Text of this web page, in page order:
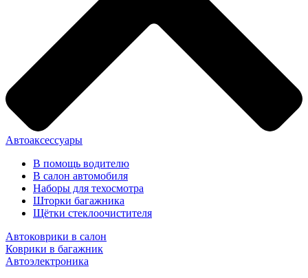
Автоаксессуары
В помощь водителю
В салон автомобиля
Наборы для техосмотра
Шторки багажника
Щётки стеклоочистителя
Автоковрики в салон
Коврики в багажник
Автоэлектроника